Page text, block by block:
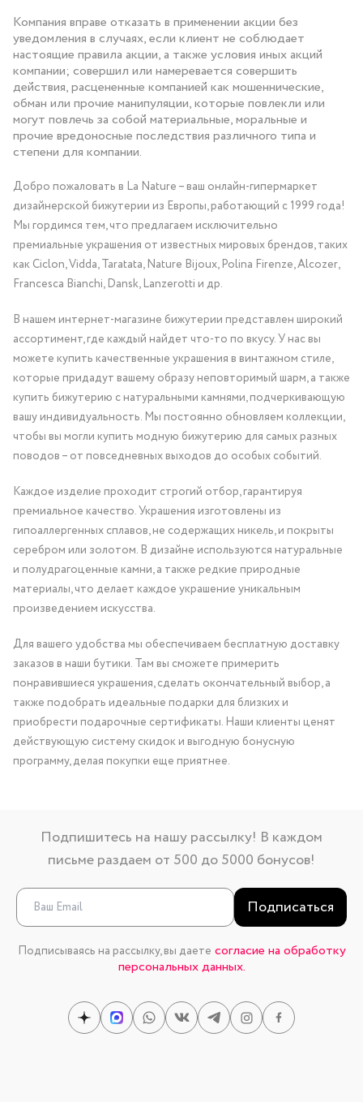
Компания вправе отказать в применении акции без
уведомления в случаях, если клиент не соблюдает
настоящие правила акции, а также условия иных акций
компании; совершил или намеревается совершить
действия, расцененные компанией как мошеннические,
обман или прочие манипуляции, которые повлекли или
могут повлечь за собой материальные, моральные и
прочие вредоносные последствия различного типа и
степени для компании.
Добро пожаловать в La Nature – ваш онлайн-гипермаркет
дизайнерской бижутерии из Европы, работающий с 1999 года!
Мы гордимся тем, что предлагаем исключительно
премиальные украшения от известных мировых брендов, таких
как Ciclon, Vidda, Taratata, Nature Bijoux, Polina Firenze, Alcozer,
Francesca Bianchi, Dansk, Lanzerotti и др.
В нашем интернет-магазине бижутерии представлен широкий
ассортимент, где каждый найдет что-то по вкусу. У нас вы
можете купить качественные украшения в винтажном стиле,
которые придадут вашему образу неповторимый шарм, а также
купить бижутерию с натуральными камнями, подчеркивающую
вашу индивидуальность. Мы постоянно обновляем коллекции,
чтобы вы могли купить модную бижутерию для самых разных
поводов – от повседневных выходов до особых событий.
Каждое изделие проходит строгий отбор, гарантируя
премиальное качество. Украшения изготовлены из
гипоаллергенных сплавов, не содержащих никель, и покрыты
серебром или золотом. В дизайне используются натуральные
и полудрагоценные камни, а также редкие природные
материалы, что делает каждое украшение уникальным
произведением искусства.
Для вашего удобства мы обеспечиваем бесплатную доставку
заказов в наши бутики. Там вы сможете примерить
понравившиеся украшения, сделать окончательный выбор, а
также подобрать идеальные подарки для близких и
приобрести подарочные сертификаты. Наши клиенты ценят
действующую систему скидок и выгодную бонусную
программу, делая покупки еще приятнее.
Подпишитесь на нашу рассылку! В каждом
письме раздаем от 500 до 5000 бонусов!
Подписаться
Подписываясь на рассылку, вы даете согласие на обработку
персональных данных.